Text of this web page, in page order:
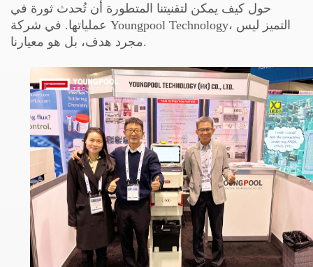
حول كيف يمكن لتقنيتنا المتطورة أن تُحدث ثورة في
عملياتها. في شركة Youngpool Technology، التميز ليس
مجرد هدف، بل هو معيارنا.